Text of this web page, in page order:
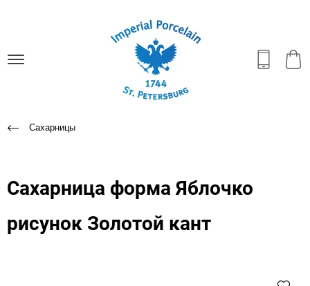
Сахарницы
Сахарница форма Яблочко
рисунок Золотой кант